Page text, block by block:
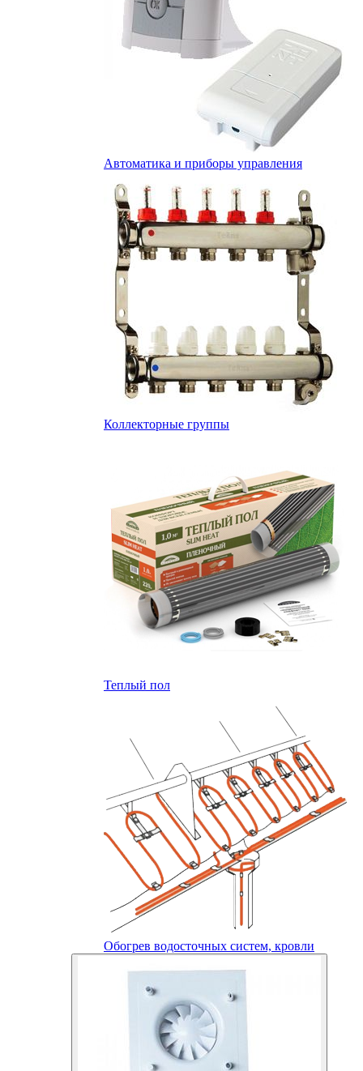
Автоматика и приборы управления
Коллекторные группы
Теплый пол
Обогрев водосточных систем, кровли